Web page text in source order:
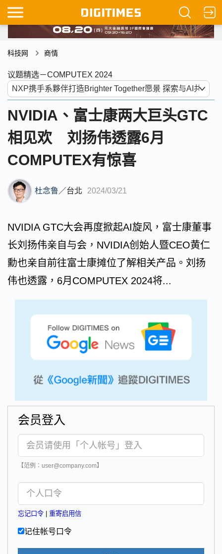
科技网 商情
议题精选－COMPUTEX 2024
NVIDIA、富士康两大巨头GTC
相见欢 刘扬伟透露6月
COMPUTEX有惊喜
杜念鲁／台北 2024/03/21
NVIDIA GTC大会再度掀起AI旋风，富士康董事
长刘扬伟亲自与会，NVIDIA创始人暨CEO黄仁
勳也亲自前往富士康摊位了解相关产品。刘扬
伟也透露，6月COMPUTEX 2024将...
会员登入
【范例：user@company.com】
忘记口令 重寄启用信
记住帐号口令